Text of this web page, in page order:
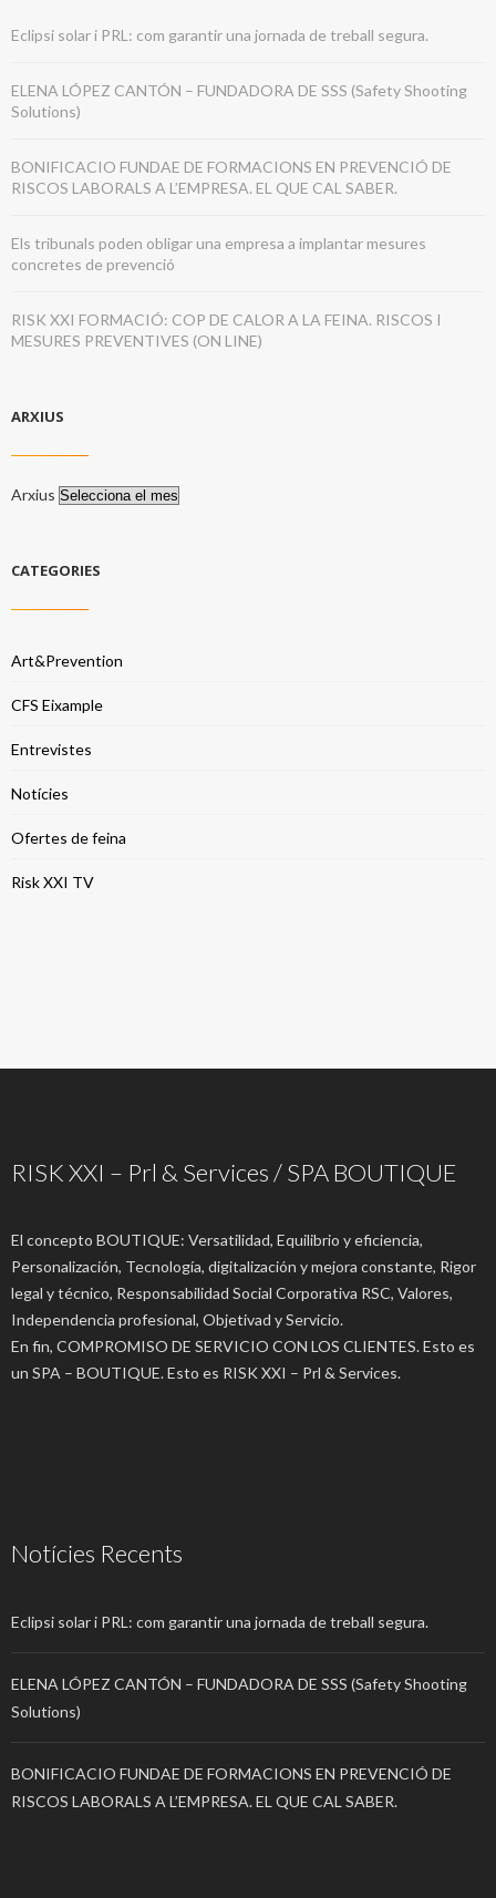
Eclipsi solar i PRL: com garantir una jornada de treball segura.
ELENA LÓPEZ CANTÓN – FUNDADORA DE SSS (Safety Shooting
Solutions)
BONIFICACIO FUNDAE DE FORMACIONS EN PREVENCIÓ DE
RISCOS LABORALS A L’EMPRESA. EL QUE CAL SABER.
Els tribunals poden obligar una empresa a implantar mesures
concretes de prevenció
RISK XXI FORMACIÓ: COP DE CALOR A LA FEINA. RISCOS I
MESURES PREVENTIVES (ON LINE)
ARXIUS
Arxius
CATEGORIES
Art&Prevention
CFS Eixample
Entrevistes
Notícies
Ofertes de feina
Risk XXI TV
RISK XXI – Prl & Services / SPA BOUTIQUE
El concepto BOUTIQUE: Versatilidad, Equilibrio y eficiencia,
Personalización, Tecnología, digitalización y mejora constante, Rigor
legal y técnico, Responsabilidad Social Corporativa RSC, Valores,
Independencia profesional, Objetivad y Servicio.
En fin, COMPROMISO DE SERVICIO CON LOS CLIENTES. Esto es
un SPA – BOUTIQUE. Esto es RISK XXI – Prl & Services.
Notícies Recents
Eclipsi solar i PRL: com garantir una jornada de treball segura.
ELENA LÓPEZ CANTÓN – FUNDADORA DE SSS (Safety Shooting
Solutions)
BONIFICACIO FUNDAE DE FORMACIONS EN PREVENCIÓ DE
RISCOS LABORALS A L’EMPRESA. EL QUE CAL SABER.